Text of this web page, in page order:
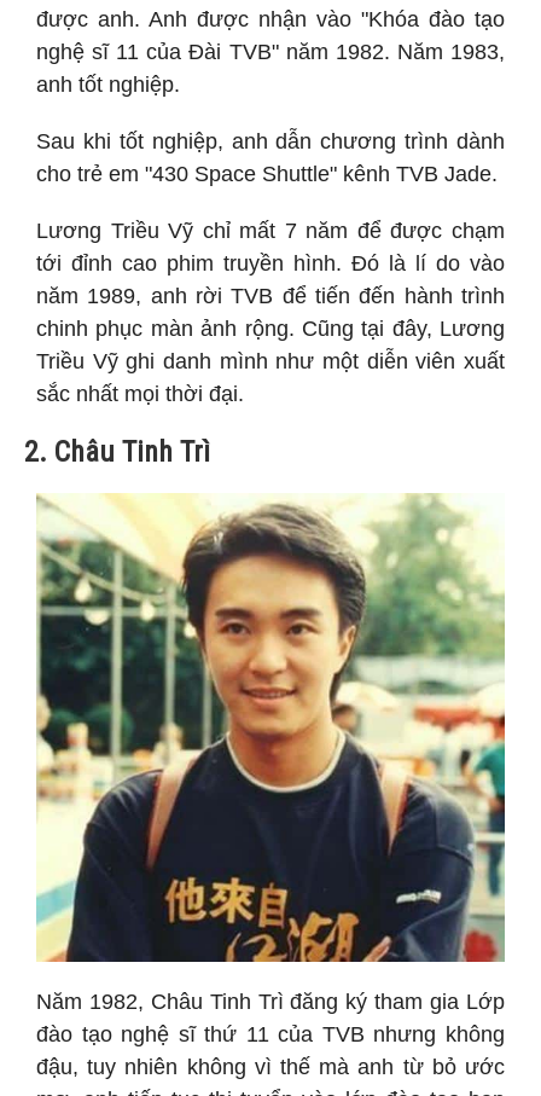
được anh. Anh được nhận vào "Khóa đào tạo
nghệ sĩ 11 của Đài TVB" năm 1982. Năm 1983,
anh tốt nghiệp.
Sau khi tốt nghiệp, anh dẫn chương trình dành
cho trẻ em "430 Space Shuttle" kênh TVB Jade.
Lương Triều Vỹ chỉ mất 7 năm để được chạm
tới đỉnh cao phim truyền hình. Đó là lí do vào
năm 1989, anh rời TVB để tiến đến hành trình
chinh phục màn ảnh rộng. Cũng tại đây, Lương
Triều Vỹ ghi danh mình như một diễn viên xuất
sắc nhất mọi thời đại.
2. Châu Tinh Trì
Năm 1982, Châu Tinh Trì đăng ký tham gia Lớp
đào tạo nghệ sĩ thứ 11 của TVB nhưng không
đậu, tuy nhiên không vì thế mà anh từ bỏ ước